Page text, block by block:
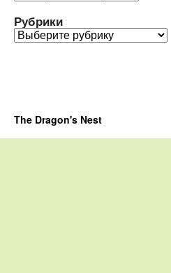
Рубрики
Рубрики
The Dragon's Nest